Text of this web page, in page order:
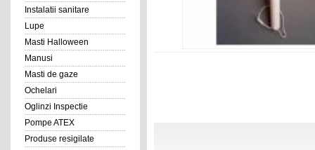
Instalatii sanitare
Lupe
Masti Halloween
Manusi
Masti de gaze
Ochelari
Oglinzi Inspectie
Pompe ATEX
Produse resigilate